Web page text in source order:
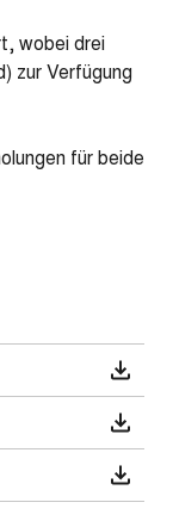
wobei drei
zur Verfügung
für beide